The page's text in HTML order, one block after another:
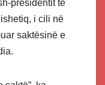
presidentit të
i cili në
saktësinë e